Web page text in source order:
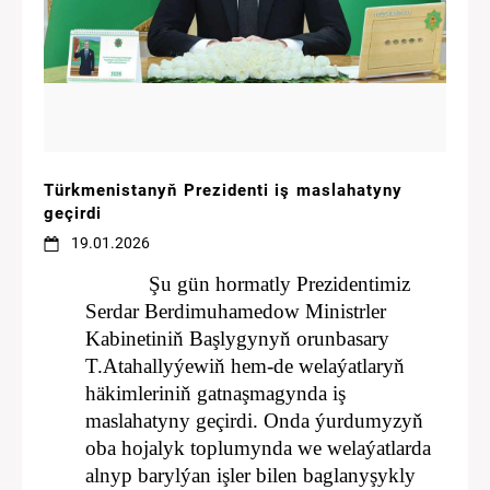
Türkmenistanyň Prezidenti iş maslahatyny
geçirdi
19.01.2026
Şu gün hormatly Prezidentimiz
Serdar Berdimuhamedow Ministrler
Kabinetiniň Başlygynyň orunbasary
T.Atahallyýewiň hem-de welaýatlaryň
häkimleriniň gatnaşmagynda iş
maslahatyny geçirdi. Onda ýurdumyzyň
oba hojalyk toplumynda we welaýatlarda
alnyp barylýan işler bilen baglanyşykly